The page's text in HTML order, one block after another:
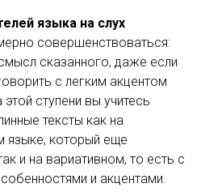
языка на слух
совершенствоваться:
сказанного, даже если
с легким акцентом
ступени вы учитесь
тексты как на
языке, который еще
и на вариативном, то есть с
и акцентами.